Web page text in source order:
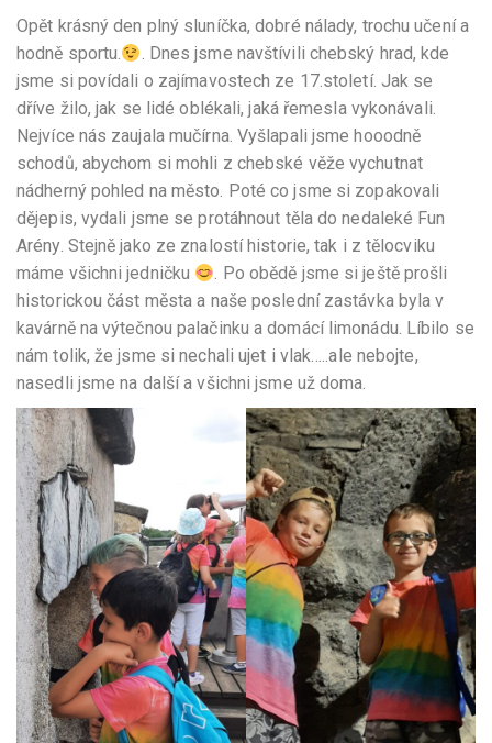
Opět krásný den plný sluníčka, dobré nálady, trochu učení a
hodně sportu.
. Dnes jsme navštívili chebský hrad, kde
jsme si povídali o zajímavostech ze 17.století. Jak se
dříve žilo, jak se lidé oblékali, jaká řemesla vykonávali.
Nejvíce nás zaujala mučírna. Vyšlapali jsme hooodně
schodů, abychom si mohli z chebské věže vychutnat
nádherný pohled na město. Poté co jsme si zopakovali
dějepis, vydali jsme se protáhnout těla do nedaleké Fun
Arény. Stejně jako ze znalostí historie, tak i z tělocviku
máme všichni jedničku
. Po obědě jsme si ještě prošli
historickou část města a naše poslední zastávka byla v
kavárně na výtečnou palačinku a domácí limonádu. Líbilo se
nám tolik, že jsme si nechali ujet i vlak…..ale nebojte,
nasedli jsme na další a všichni jsme už doma.